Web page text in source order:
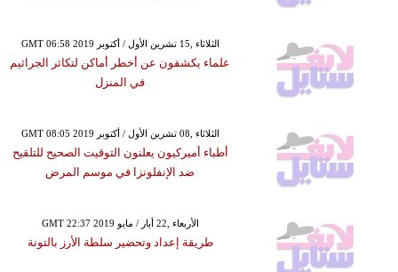
GMT 06:58 2019 الثلاثاء ,15 تشرين الأول / أكتوبر
علماء يكشفون عن أخطر أماكن لتكاثر الجراثيم
في المنزل
GMT 08:05 2019 الثلاثاء ,08 تشرين الأول / أكتوبر
أطباء أميركيون يعلنون التوقيت الصحيح للتلقيح
ضد الإنفلونزا في موسم المرض
GMT 22:37 2019 الأربعاء ,22 أيار / مايو
طريقة إعداد وتحضير سلطة الأرز بالتونة